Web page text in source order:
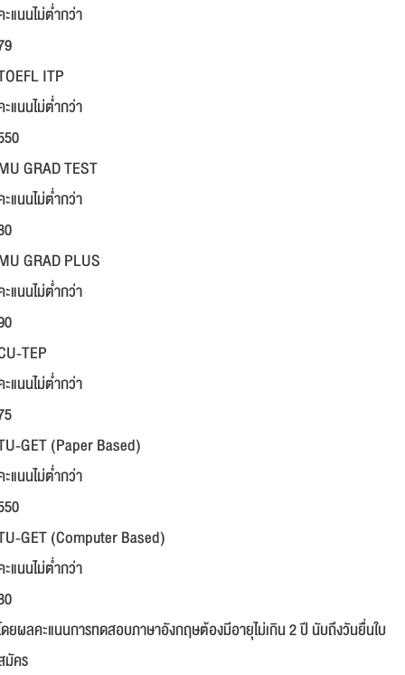
แนนไม่ต่ำกว่า
ITP
แนนไม่ต่ำกว่า
GRAD TEST
แนนไม่ต่ำกว่า
GRAD PLUS
แนนไม่ต่ำกว่า
TEP
แนนไม่ต่ำกว่า
GET (Paper Based)
แนนไม่ต่ำกว่า
GET (Computer Based)
แนนไม่ต่ำกว่า
ดยผลคะแนนการทดสอบภาษาอังกฤษต้องมีอายุไม่เกิน 2 ปี นับถึงวันยื่นใบ
มัคร